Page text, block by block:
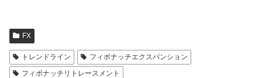
FX
トレンドライン
フィボナッチエクスパンション
フィボナッチリトレースメント